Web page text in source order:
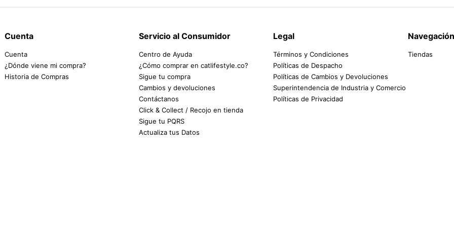
Cuenta
Cuenta
¿Dónde viene mi compra?
Historia de Compras
Servicio al Consumidor
Centro de Ayuda
¿Cómo comprar en catlifestyle.co?
Sigue tu compra
Cambios y devoluciones
Contáctanos
Click & Collect / Recojo en tienda
Sigue tu PQRS
Actualiza tus Datos
Legal
Términos y Condiciones
Políticas de Despacho
Políticas de Cambios y Devoluciones
Superintendencia de Industria y Comercio
Políticas de Privacidad
Navegación
Tiendas